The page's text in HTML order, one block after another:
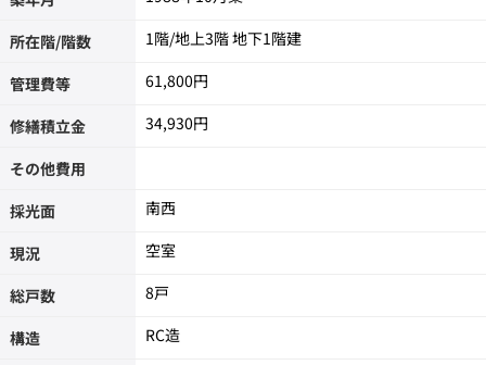
所在階/階数 1階/地上3階 地下1階建
管理費等 61,800円
修繕積立金 34,930円
その他費用
採光面
南西
現況 空室
総戸数 8戸
構造 RC造